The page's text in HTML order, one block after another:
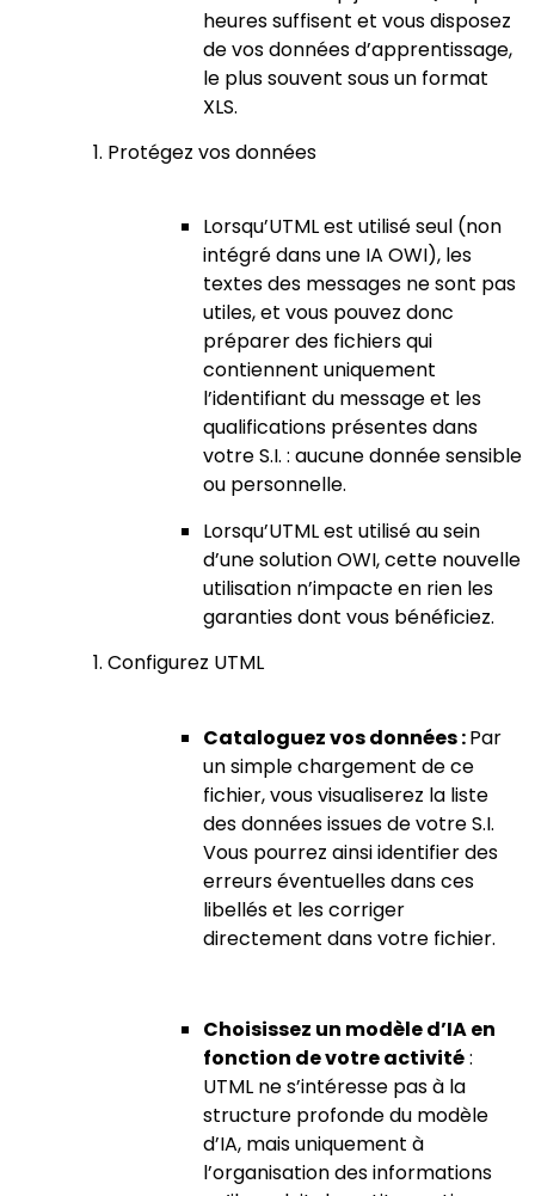
heures suffisent et vous disposez
de vos données d’apprentissage,
le plus souvent sous un format
XLS.
Protégez vos données
Lorsqu’UTML est utilisé seul (non
intégré dans une IA OWI), les
textes des messages ne sont pas
utiles, et vous pouvez donc
préparer des fichiers qui
contiennent uniquement
l’identifiant du message et les
qualifications présentes dans
votre S.I. : aucune donnée sensible
ou personnelle.
Lorsqu’UTML est utilisé au sein
d’une solution OWI, cette nouvelle
utilisation n’impacte en rien les
garanties dont vous bénéficiez.
Configurez UTML
Cataloguez vos données :Par
un simple chargement de ce
fichier, vous visualiserez la liste
des données issues de votre S.I.
Vous pourrez ainsi identifier des
erreurs éventuelles dans ces
libellés et les corriger
directement dans votre fichier.
Choisissez un modèle d’IA en
fonction de votre activité:
UTML ne s’intéresse pas à la
structure profonde du modèle
d’IA, mais uniquement à
l’organisation des informations